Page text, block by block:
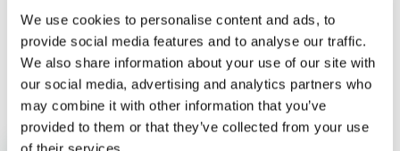
We use cookies to personalise content and ads, to
provide social media features and to analyse our traffic.
We also share information about your use of our site with
our social media, advertising and analytics partners who
may combine it with other information that you’ve
provided to them or that they’ve collected from your use
Nombre* Correo electrónico *